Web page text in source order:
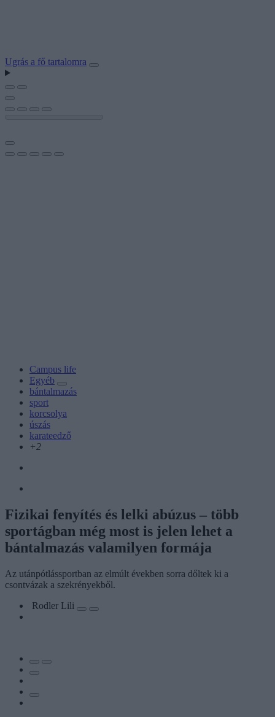
Ugrás a fő tartalomra
Campus life
Egyéb
bántalmazás
sport
korcsolya
úszás
karateedző
+2
Fizikai fenyítés és lelki abúzus – több
sportágban még most is jelen lehet a
bántalmazás valamilyen formája
Az utánpótlássportban az elmúlt években sorra dőltek ki a
csontvázak a szekrényekből.
Rodler Lili